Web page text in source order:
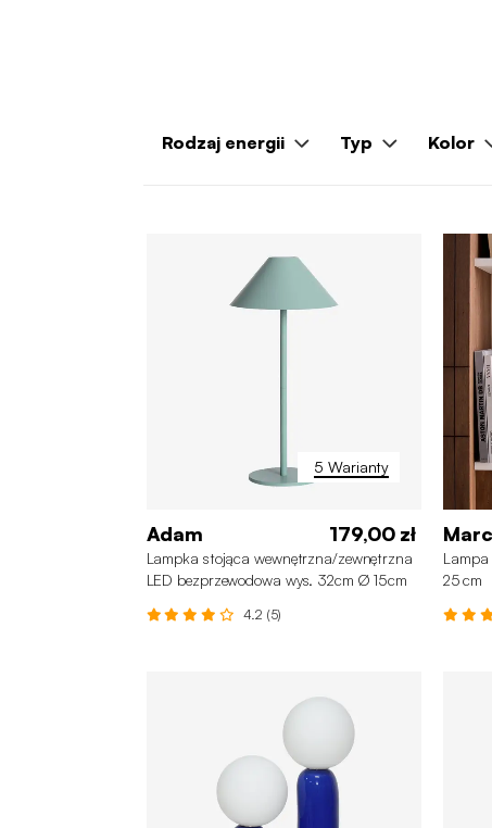
Rodzaj energii Typ Kolor
5 Warianty
Adam 179,00 zł
Lampka stojąca wewnętrzna/zewnętrzna
LED bezprzewodowa wys. 32cm Ø 15cm
4.2 (5)
25 cm